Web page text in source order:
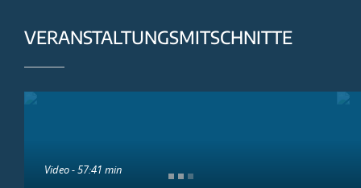
VERANSTALTUNGSMITSCHNITTE
Video - 57:41 min